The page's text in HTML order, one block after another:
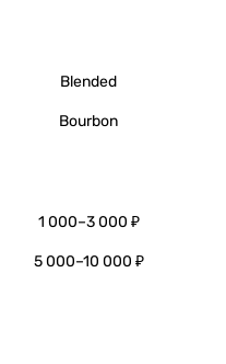
Blended
Bourbon
1 000–3 000 ₽
5 000–10 000 ₽